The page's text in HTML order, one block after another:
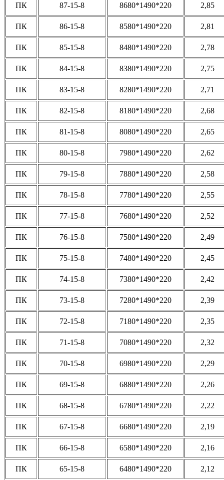
ПК 87-15-8 8680*1490*220 2,85
ПК 86-15-8 8580*1490*220 2,81
ПК 85-15-8 8480*1490*220 2,78
ПК 84-15-8 8380*1490*220 2,75
ПК 83-15-8 8280*1490*220 2,71
ПК 82-15-8 8180*1490*220 2,68
ПК 81-15-8 8080*1490*220 2,65
ПК 80-15-8 7980*1490*220 2,62
ПК 79-15-8 7880*1490*220 2,58
ПК 78-15-8 7780*1490*220 2,55
ПК 77-15-8 7680*1490*220 2,52
ПК 76-15-8 7580*1490*220 2,49
ПК 75-15-8 7480*1490*220 2,45
ПК 74-15-8 7380*1490*220 2,42
ПК 73-15-8 7280*1490*220 2,39
ПК 72-15-8 7180*1490*220 2,35
ПК 71-15-8 7080*1490*220 2,32
ПК 70-15-8 6980*1490*220 2,29
ПК 69-15-8 6880*1490*220 2,26
ПК 68-15-8 6780*1490*220 2,22
ПК 67-15-8 6680*1490*220 2,19
ПК 66-15-8 6580*1490*220 2,16
ПК 65-15-8 6480*1490*220 2,12